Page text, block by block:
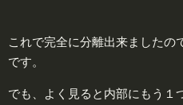
これで完全に分離出来ましたの
です。
でも、よく見ると内部にもう１